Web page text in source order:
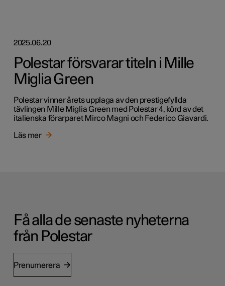
2025.06.20
Polestar försvarar titeln i Mille
Miglia Green
Polestar vinner årets upplaga av den prestigefyllda
tävlingen Mille Miglia Green med Polestar 4, körd av det
italienska förarparet Mirco Magni och Federico Giavardi.
Läs mer
Få alla de senaste nyheterna
från Polestar
Prenumerera